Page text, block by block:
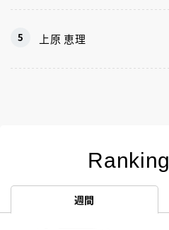
上原 恵理
Ranking
週間